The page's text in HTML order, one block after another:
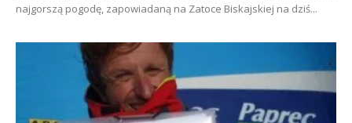
najgorszą pogodę, zapowiadaną na Zatoce Biskajskiej na dziś...